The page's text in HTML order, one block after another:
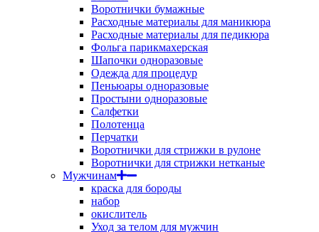
Воротнички бумажные
Расходные материалы для маникюра
Расходные материалы для педикюра
Фольга парикмахерская
Шапочки одноразовые
Одежда для процедур
Пеньюары одноразовые
Простыни одноразовые
Салфетки
Полотенца
Перчатки
Воротнички для стрижки в рулоне
Воротнички для стрижки нетканые
Мужчинам
краска для бороды
набор
окислитель
Уход за телом для мужчин